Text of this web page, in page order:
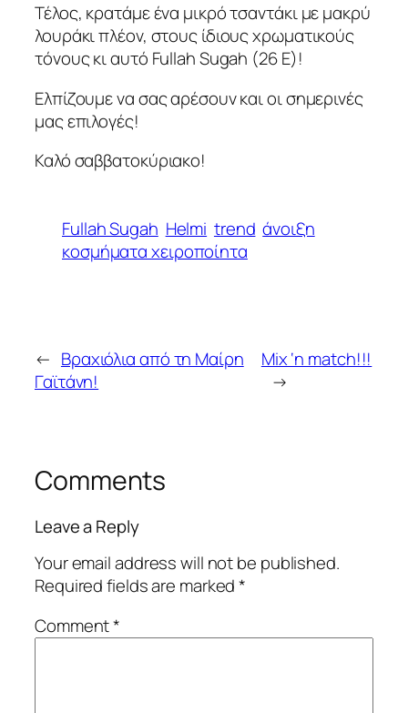
Τέλος, κρατάμε ένα μικρό τσαντάκι με μακρύ
λουράκι πλέον, στους ίδιους χρωματικούς
τόνους κι αυτό Fullah Sugah (26 E)!
Ελπίζουμε να σας αρέσουν και οι σημερινές
μας επιλογές!
Καλό σαββατοκύριακο!
Fullah Sugah Helmi trend άνοιξη
κοσμήματα χειροποίητα
← Βραχιόλια από τη Μαίρη
Γαϊτάνη!
Mix ‘n match!!!
→
Comments
Leave a Reply
Your email address will not be published.
Required fields are marked*
Comment*